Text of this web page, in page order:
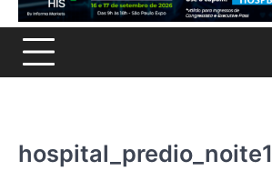
hospital_predio_noite1